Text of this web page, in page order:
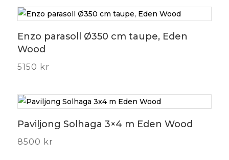
Enzo parasoll Ø350 cm taupe, Eden
Wood
5150 kr
Paviljong Solhaga 3×4 m Eden Wood
8500 kr